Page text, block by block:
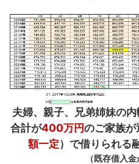
夫婦、親子、兄弟姉妹の
合計が400万円のご家族
額一定）で借りられる
（既存借入